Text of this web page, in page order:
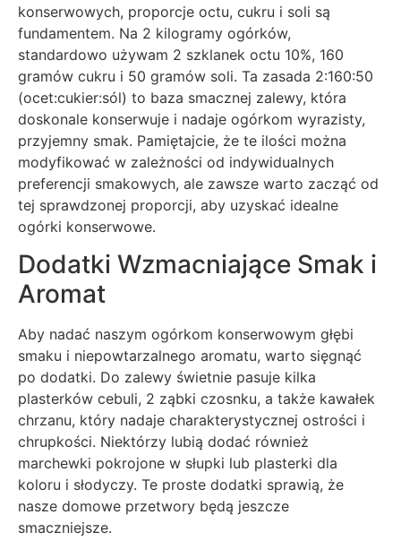
konserwowych, proporcje octu, cukru i soli są
fundamentem. Na 2 kilogramy ogórków,
standardowo używam 2 szklanek octu 10%, 160
gramów cukru i 50 gramów soli. Ta zasada 2:160:50
(ocet:cukier:sól) to baza smacznej zalewy, która
doskonale konserwuje i nadaje ogórkom wyrazisty,
przyjemny smak. Pamiętajcie, że te ilości można
modyfikować w zależności od indywidualnych
preferencji smakowych, ale zawsze warto zacząć od
tej sprawdzonej proporcji, aby uzyskać idealne
ogórki konserwowe.
Dodatki Wzmacniające Smak i
Aromat
Aby nadać naszym ogórkom konserwowym głębi
smaku i niepowtarzalnego aromatu, warto sięgnąć
po dodatki. Do zalewy świetnie pasuje kilka
plasterków cebuli, 2 ząbki czosnku, a także kawałek
chrzanu, który nadaje charakterystycznej ostrości i
chrupkości. Niektórzy lubią dodać również
marchewki pokrojone w słupki lub plasterki dla
koloru i słodyczy. Te proste dodatki sprawią, że
nasze domowe przetwory będą jeszcze
smaczniejsze.